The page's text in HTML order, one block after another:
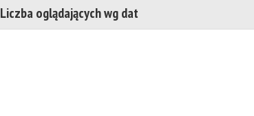
Liczba oglądających wg dat